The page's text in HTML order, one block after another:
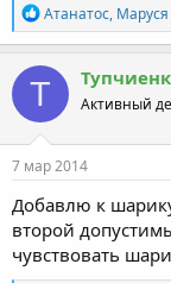
R
e
a
c
t
o
n
s
Атанатос, Маруся
Т Активный
7 мар 2014
Добавлю к
второй
чувствовать